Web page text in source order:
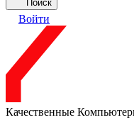
Поиск
Войти
Качественные